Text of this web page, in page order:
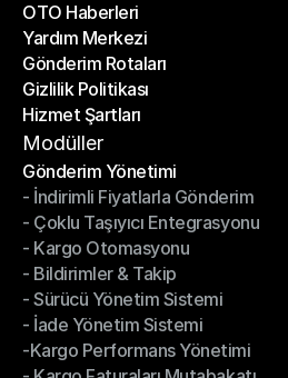
Başarı Hikayeleri
OTO Haberleri
OTO Haberleri
Yardım Merkezi
Yardım Merkezi
Gönderim Rotaları
Gönderim Rotaları
Gizlilik Politikası
Gizlilik Politikası
Hizmet Şartları
Hizmet Şartları
Modüller
Gönderim Yönetimi
Gönderim Yönetimi
- İndirimli Fiyatlarla Gönderim
- İndirimli Fiyatlarla Gönderim
- Çoklu Taşıyıcı Entegrasyonu
- Çoklu Taşıyıcı Entegrasyonu
- Kargo Otomasyonu
- Kargo Otomasyonu
- Bildirimler & Takip
- Bildirimler & Takip
- Sürücü Yönetim Sistemi
- Sürücü Yönetim Sistemi
- İade Yönetim Sistemi
- İade Yönetim Sistemi
-Kargo Performans Yönetimi